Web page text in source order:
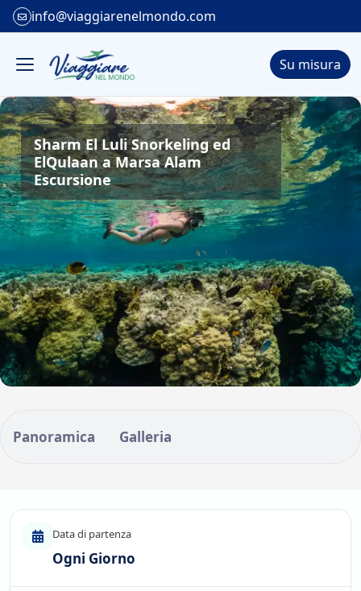
info@viaggiarenelmondo.com
Su misura
Sharm El Luli Snorkeling ed
ElQulaan a Marsa Alam
Escursione
Panoramica Galleria
Data di partenza
Ogni Giorno